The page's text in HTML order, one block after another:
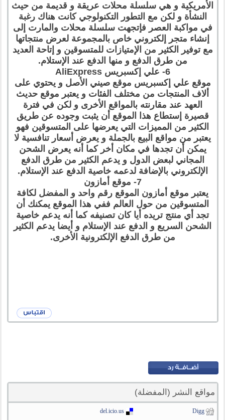
الأمريكية و هي سلسلة محلات عريقة و قديمة من حيث
النشأة و لكن مع التطور التكنولوجي كانت هناك رغبة
في مواكبة العصر فإتجهت سلسلة محلات والمارت إلى
إنشاء متجر إلكتروني خاص بالمجموعة لعرض منتجاتها
مع توفير الكثير من الإمتيازات للمتسوقين و إتاحة العديد
من طرق الدفع و منها الدفع عند الإستلام.
6- علي إكسبريس AliExpress
موقع علي إكسبريس موقع صيني الأصل و يحتوي على
ألاف المنتجات من مختلف الفئات و يعتبر موقع حديث
العهد عند مقارنته بالمواقع الأخرى و لكن في فترة
قصيرة إستطاع هذا الموقع أن يثبت وجوده عن طريق
الكثير من المميزات التي يعرضها على المتسوقين فهو
يعتبر من مواقع البيع بالجملة و يعرض أسعار تنافسية لا
يمكن أن تجدها في مكان أخر كما أنه يعرض الشحن
المجاني لبعض الدول و يدعم الكثير من طرق الدفع
الإلكتروني بالإضافة لدعمه خاصية الدفع عند الإستلام.
7- موقع أمازون
يعتبر موقع أمازون الموقع رقم واحد و المفضل لكافة
المتسوقين من حول العالم ففي هذا الموقع يمكنك أن
تجد أي منتج تريده أيا كان تصنيفه كما أنه يدعم خاصية
الشحن السريع و الدفع عند الإستلام و أيضا يدعم الكثير
من طرق الدفع الإلكترونية الأخرى.
مواقع النشر (المفضلة)
Digg
del.icio.us